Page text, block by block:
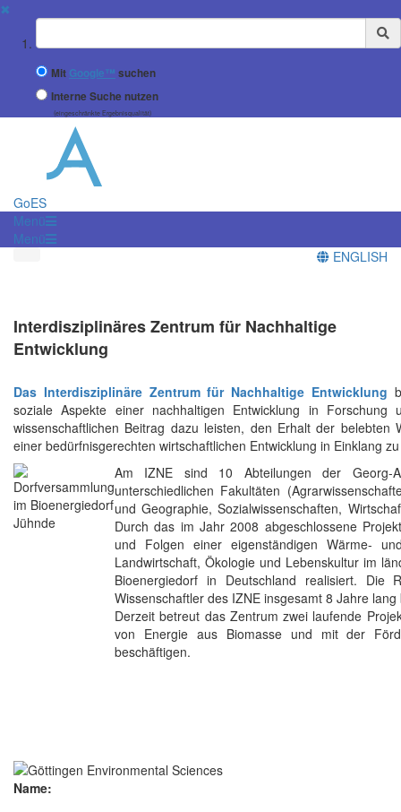
✖
Suchbegriff
Mit Google™ suchen
Interne Suche nutzen
(eingeschränkte Ergebnisqualität)
GoES
Menü
Menü
ENGLISH
Interdisziplinäres Zentrum für Nachhaltige
Entwicklung
Das Interdisziplinäre Zentrum für Nachhaltige Entwicklung
soziale Aspekte einer nachhaltigen Entwicklung in
wissenschaftlichen Beitrag dazu leisten, den Erhalt der belebten
einer bedürfnisgerechten wirtschaftlichen Entwicklung in Einklang
Am IZNE sind 10 Abteilungen der Georg-
unterschiedlichen Fakultäten
und Geographie, Sozialwissenschaften,
Durch das im Jahr 2008 abgeschlossene
und Folgen einer eigenständigen Wärme-
Landwirtschaft, Ökologie und Lebenskultur im
Bioenergiedorf in Deutschland realisiert. Die
Wissenschaftler des IZNE insgesamt 8 Jahre lang
Derzeit betreut das Zentrum zwei laufende
von Energie aus Biomasse und mit der
beschäftigen.
Name: